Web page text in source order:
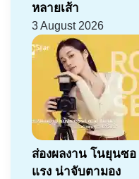
หลายเส้า
3 August 2026
ส่องผลงาน โนยุนซอ
แรง น่าจับตามอง